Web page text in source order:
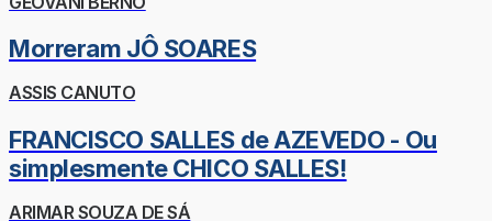
Morreram JÔ SOARES
ASSIS CANUTO
FRANCISCO SALLES de AZEVEDO - Ou
simplesmente CHICO SALLES!
ARIMAR SOUZA DE SÁ